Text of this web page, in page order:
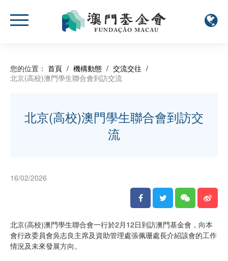
您的位置： 首頁 / 機構動態 / 交流交往 /
北京(高校)澳門學生聯合會到訪交流
北京(高校)澳門學生聯合會到訪交
流
16/02/2026
北京(高校)澳門學生聯合會一行於2月12日到訪澳門基金會，向本
會行政委員會吳志良主席及資助管理處張佩珊處長介紹該會的工作
情況及未來發展方向。